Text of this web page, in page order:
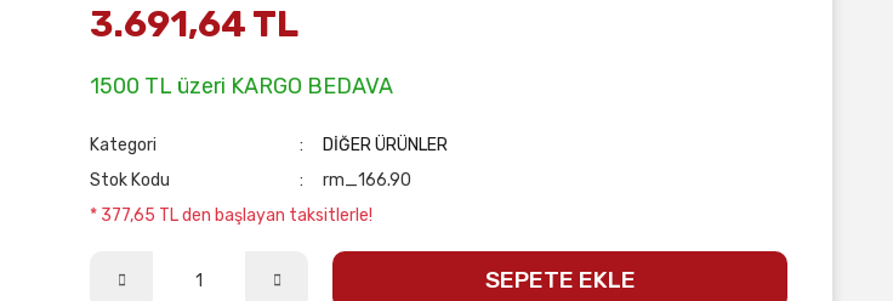
3.691,64 TL
1500 TL üzeri KARGO BEDAVA
Kategori
DİĞER ÜRÜNLER
Stok Kodu
rm_166.90
* 377,65 TL den başlayan taksitlerle!
SEPETE EKLE